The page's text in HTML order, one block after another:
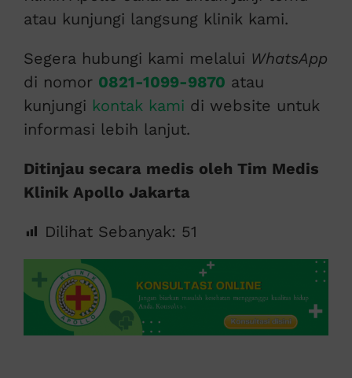
atau kunjungi langsung klinik kami.
Segera hubungi kami melalui WhatsApp
di nomor 0821-1099-9870 atau
kunjungi kontak kami di website untuk
informasi lebih lanjut.
Ditinjau secara medis oleh Tim Medis
Klinik Apollo Jakarta
Dilihat Sebanyak: 51